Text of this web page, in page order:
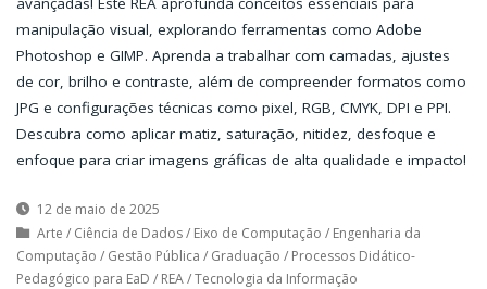
manipulação visual, explorando ferramentas como Adobe
Photoshop e GIMP. Aprenda a trabalhar com camadas, ajustes
de cor, brilho e contraste, além de compreender formatos como
JPG e configurações técnicas como pixel, RGB, CMYK, DPI e PPI.
Descubra como aplicar matiz, saturação, nitidez, desfoque e
enfoque para criar imagens gráficas de alta qualidade e impacto!
12 de maio de 2025
Arte / Ciência de Dados/ Eixo de Computação / Engenharia da
Computação / Gestão Pública / Graduação / Processos Didático-
Pedagógico para EaD / REA/Tecnologia da Informação